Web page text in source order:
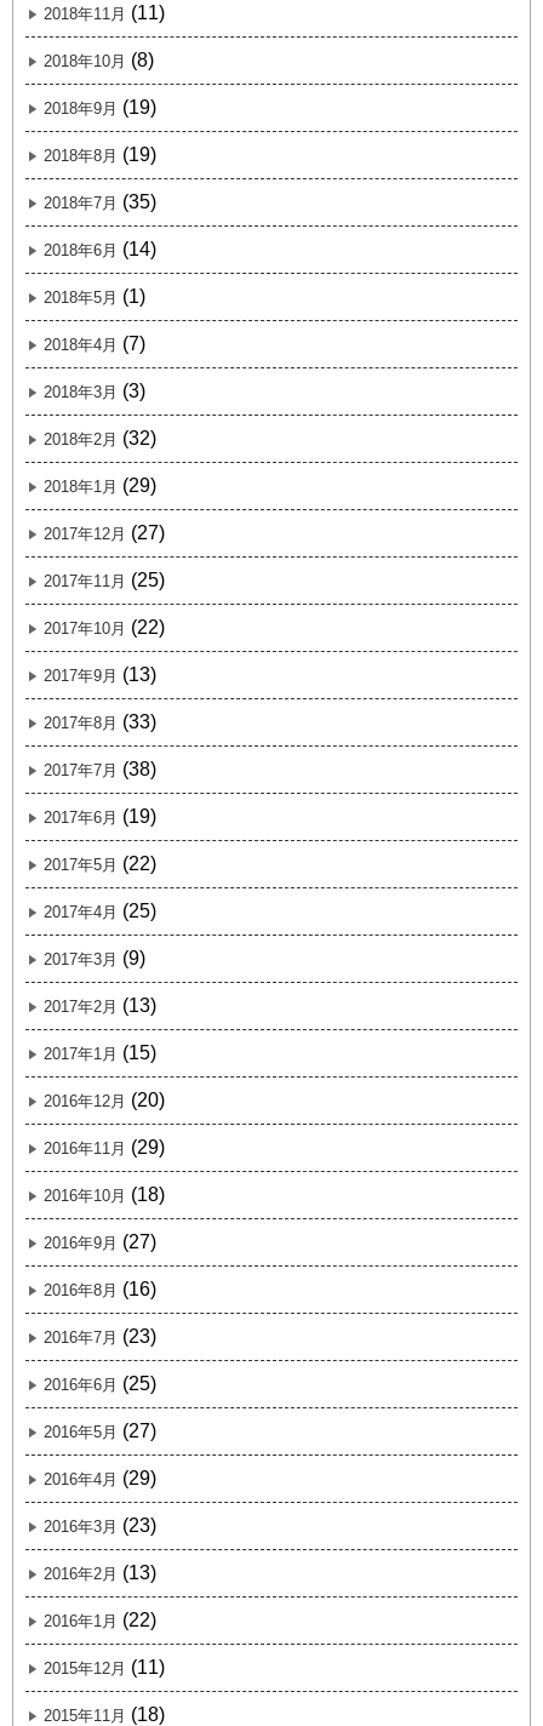
2018年11月 (11)
2018年10月 (8)
2018年9月 (19)
2018年8月 (19)
2018年7月 (35)
2018年6月 (14)
2018年5月 (1)
2018年4月 (7)
2018年3月 (3)
2018年2月 (32)
2018年1月 (29)
2017年12月 (27)
2017年11月 (25)
2017年10月 (22)
2017年9月 (13)
2017年8月 (33)
2017年7月 (38)
2017年6月 (19)
2017年5月 (22)
2017年4月 (25)
2017年3月 (9)
2017年2月 (13)
2017年1月 (15)
2016年12月 (20)
2016年11月 (29)
2016年10月 (18)
2016年9月 (27)
2016年8月 (16)
2016年7月 (23)
2016年6月 (25)
2016年5月 (27)
2016年4月 (29)
2016年3月 (23)
2016年2月 (13)
2016年1月 (22)
2015年12月 (11)
2015年11月 (18)